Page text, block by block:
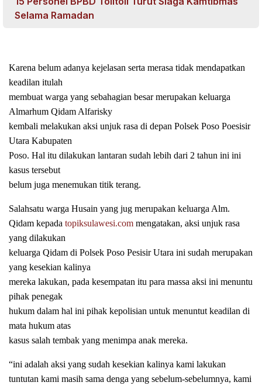
Selama Ramadan
Karena belum adanya kejelasan serta merasa tidak mendapatkan
keadilan itulah
membuat warga yang sebahagian besar merupakan keluarga
Almarhum Qidam Alfarisky
kembali melakukan aksi unjuk rasa di depan Polsek Poso Poesisir
Utara Kabupaten
Poso. Hal itu dilakukan lantaran sudah lebih dari 2 tahun ini ini
kasus tersebut
belum juga menemukan titik terang.
Salahsatu warga Husain yang jug merupakan keluarga Alm.
Qidam kepada topiksulawesi.com mengatakan, aksi unjuk rasa
yang dilakukan
keluarga Qidam di Polsek Poso Pesisir Utara ini sudah merupakan
yang kesekian kalinya
mereka lakukan, pada kesempatan itu para massa aksi ini menuntu
pihak penegak
hukum dalam hal ini pihak kepolisian untuk menuntut keadilan di
mata hukum atas
kasus salah tembak yang menimpa anak mereka.
“ini adalah aksi yang sudah kesekian kalinya kami lakukan
tuntutan kami masih sama denga yang sebelum-sebelumnya, kami